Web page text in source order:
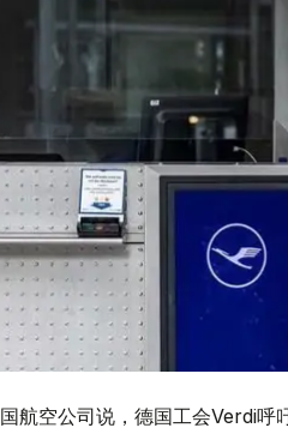
航空公司说，德国工会Verdi呼